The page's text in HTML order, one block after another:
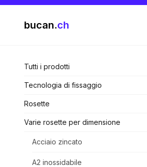
bucan.ch
Tutti i prodotti
Tecnologia di fissaggio
Rosette
Varie rosette per dimensione
Acciaio zincato
A2 inossidabile